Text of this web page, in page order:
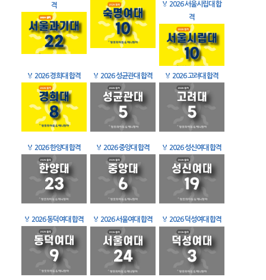
격
🏅 2026 서울시립대 합
격
🏅 2026 경희대 합격 🏅 2026 성균관대 합격 🏅 2026 고려대 합격
🏅 2026 한양대 합격 🏅 2026 중앙대 합격 🏅 2026 성신여대 합격
🏅 2026 동덕여대 합격 🏅 2026 서울여대 합격 🏅 2026 덕성여대 합격